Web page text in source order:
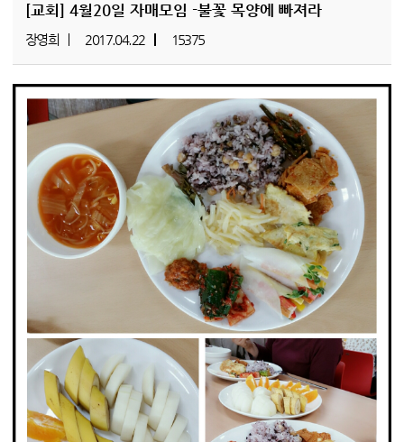
[교회] 4월20일 자매모임 -불꽃 목양에 빠져라
장영희 2017.04.22 15375